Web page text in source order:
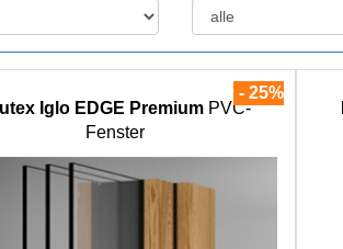
- 25%
Iglo EDGE Premium PVC-
Fenster